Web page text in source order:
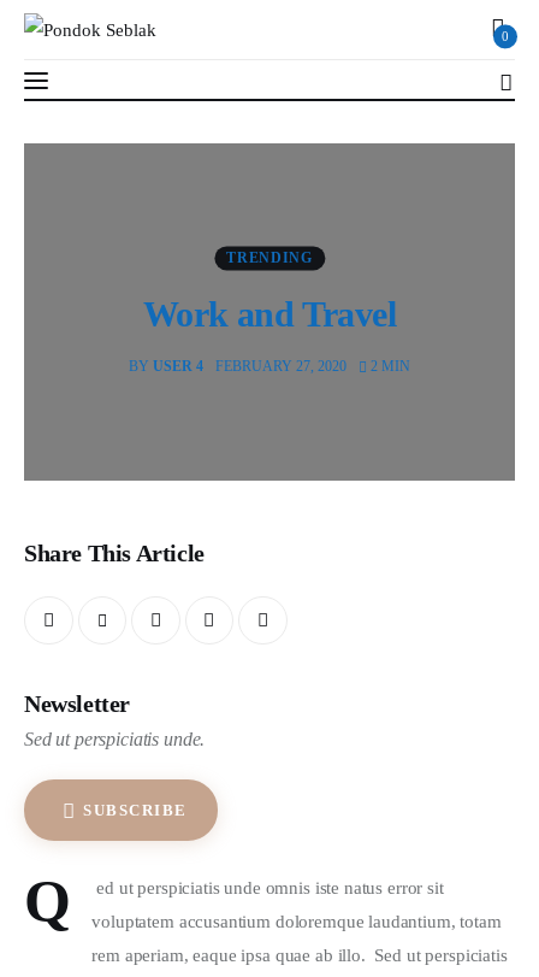
0
TRENDING
Work and Travel
BY USER 4 FEBRUARY 27, 2020 2 MIN
Share This Article
Newsletter
Sed ut perspiciatis unde.
SUBSCRIBE
Q
ed ut perspiciatis unde omnis iste natus error sit
voluptatem accusantium doloremque laudantium, totam
rem aperiam, eaque ipsa quae ab illo.  Sed ut perspiciatis